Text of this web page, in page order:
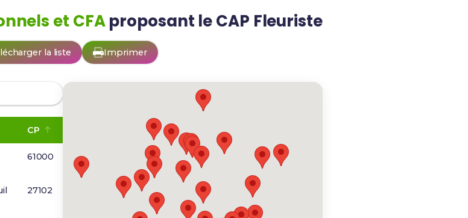
et CFAproposant le CAP Fleuriste
la liste Imprimer
CP
61000
27102